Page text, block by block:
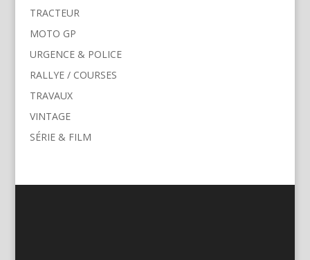
TRACTEUR
MOTO GP
URGENCE & POLICE
RALLYE / COURSES
TRAVAUX
VINTAGE
SÉRIE & FILM